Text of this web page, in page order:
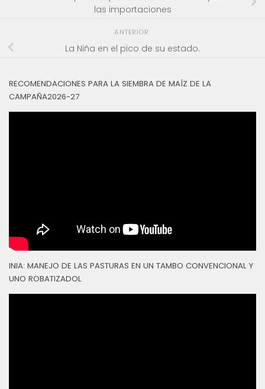
las importaciones
ANTERIOR
La Niña en el pico de su estado.
RECOMENDACIONES PARA LA SIEMBRA DE MAÍZ DE LA
CAMPAÑA2026-27
INIA: MANEJO DE LAS PASTURAS EN UN TAMBO CONVENCIONAL Y
UNO ROBATIZADOL